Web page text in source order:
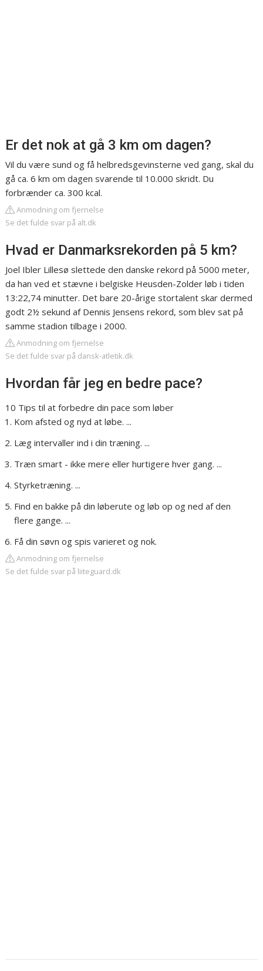
Er det nok at gå 3 km om dagen?
Vil du være sund og få helbredsgevinsterne ved gang, skal du
gå ca. 6 km om dagen svarende til 10.000 skridt. Du
forbrænder ca. 300 kcal.
Anmodning om fjernelse
Se det fulde svar på alt.dk
Hvad er Danmarksrekorden på 5 km?
Joel Ibler Lillesø slettede den danske rekord på 5000 meter,
da han ved et stævne i belgiske Heusden-Zolder løb i tiden
13:22,74 minutter. Det bare 20-årige stortalent skar dermed
godt 2½ sekund af Dennis Jensens rekord, som blev sat på
samme stadion tilbage i 2000.
Anmodning om fjernelse
Se det fulde svar på dansk-atletik.dk
Hvordan får jeg en bedre pace?
10 Tips til at forbedre din pace som løber
Kom afsted og nyd at løbe. ...
Læg intervaller ind i din træning. ...
Træn smart - ikke mere eller hurtigere hver gang. ...
Styrketræning. ...
Find en bakke på din løberute og løb op og ned af den
flere gange. ...
Få din søvn og spis varieret og nok.
Anmodning om fjernelse
Se det fulde svar på liiteguard.dk